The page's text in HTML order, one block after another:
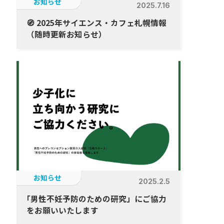
2025.7.16
🧭 2025年サイエンス・カフェ札幌情報
（随時更新お知らせ）
お知らせ 2025.2.5
「男性不妊予防のための研究」にご協力
をお願いいたします